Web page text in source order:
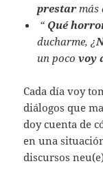
prestar más
“ Qué
ducharme, ¿
un pocovoy
Cada día voy
diálogos que
doy cuenta de
en una
discursos